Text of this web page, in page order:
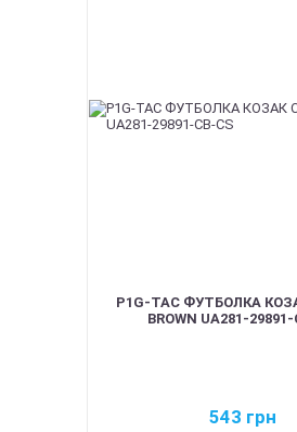
P1G-TAC ФУТБОЛКА
BROWN UA281-
543 грн